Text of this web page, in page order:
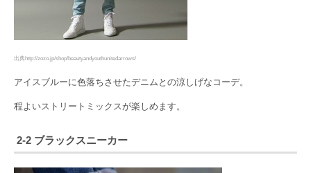
出典http://zozo.jp/shop/beautyandyouthunitedarrows/
アイスブルーに色落ちさせたデニムとの涼しげなコーデ。
程よいストリートミックスが楽しめます。
2-2 ブラックスニーカー